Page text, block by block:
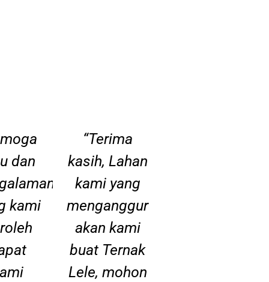
dan
kami
“Terima
kasih, Lahan
kami yang
menganggur
akan kami
buat Ternak
Lele, mohon